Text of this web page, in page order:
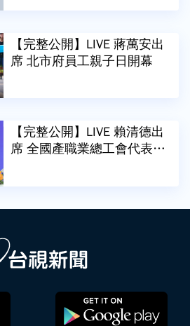
【完整公開】LIVE 蔣萬安出
席 北市府員工親子日開幕
【完整公開】LIVE 賴清德出
席 全國產職業總工會代表大